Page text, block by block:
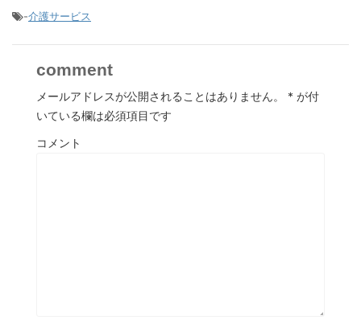
-介護サービス
comment
メールアドレスが公開されることはありません。 * が付
いている欄は必須項目です
コメント